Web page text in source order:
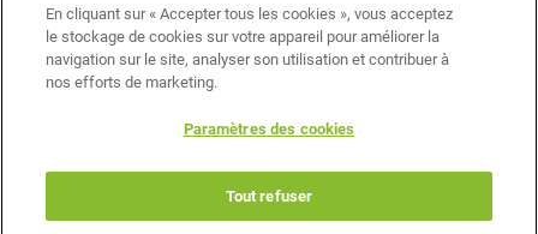
Presse
Nous contacter
Nous rejoindre
En cliquant sur « Accepter tous les cookies », vous acceptez
le stockage de cookies sur votre appareil pour améliorer la
navigation sur le site, analyser son utilisation et contribuer à
nos efforts de marketing.
Paramètres des cookies
Tout refuser